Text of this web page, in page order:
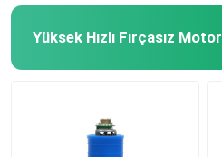
Yüksek Hızlı Fırçasız Motor